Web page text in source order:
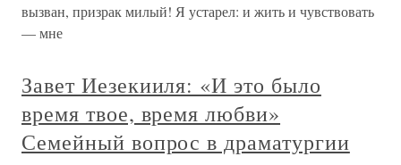
вызван, призрак милый! Я устарел: и жить и чувствовать
— мне
Завет Иезекииля: «И это было
время твое, время любви»
Семейный вопрос в драматургии